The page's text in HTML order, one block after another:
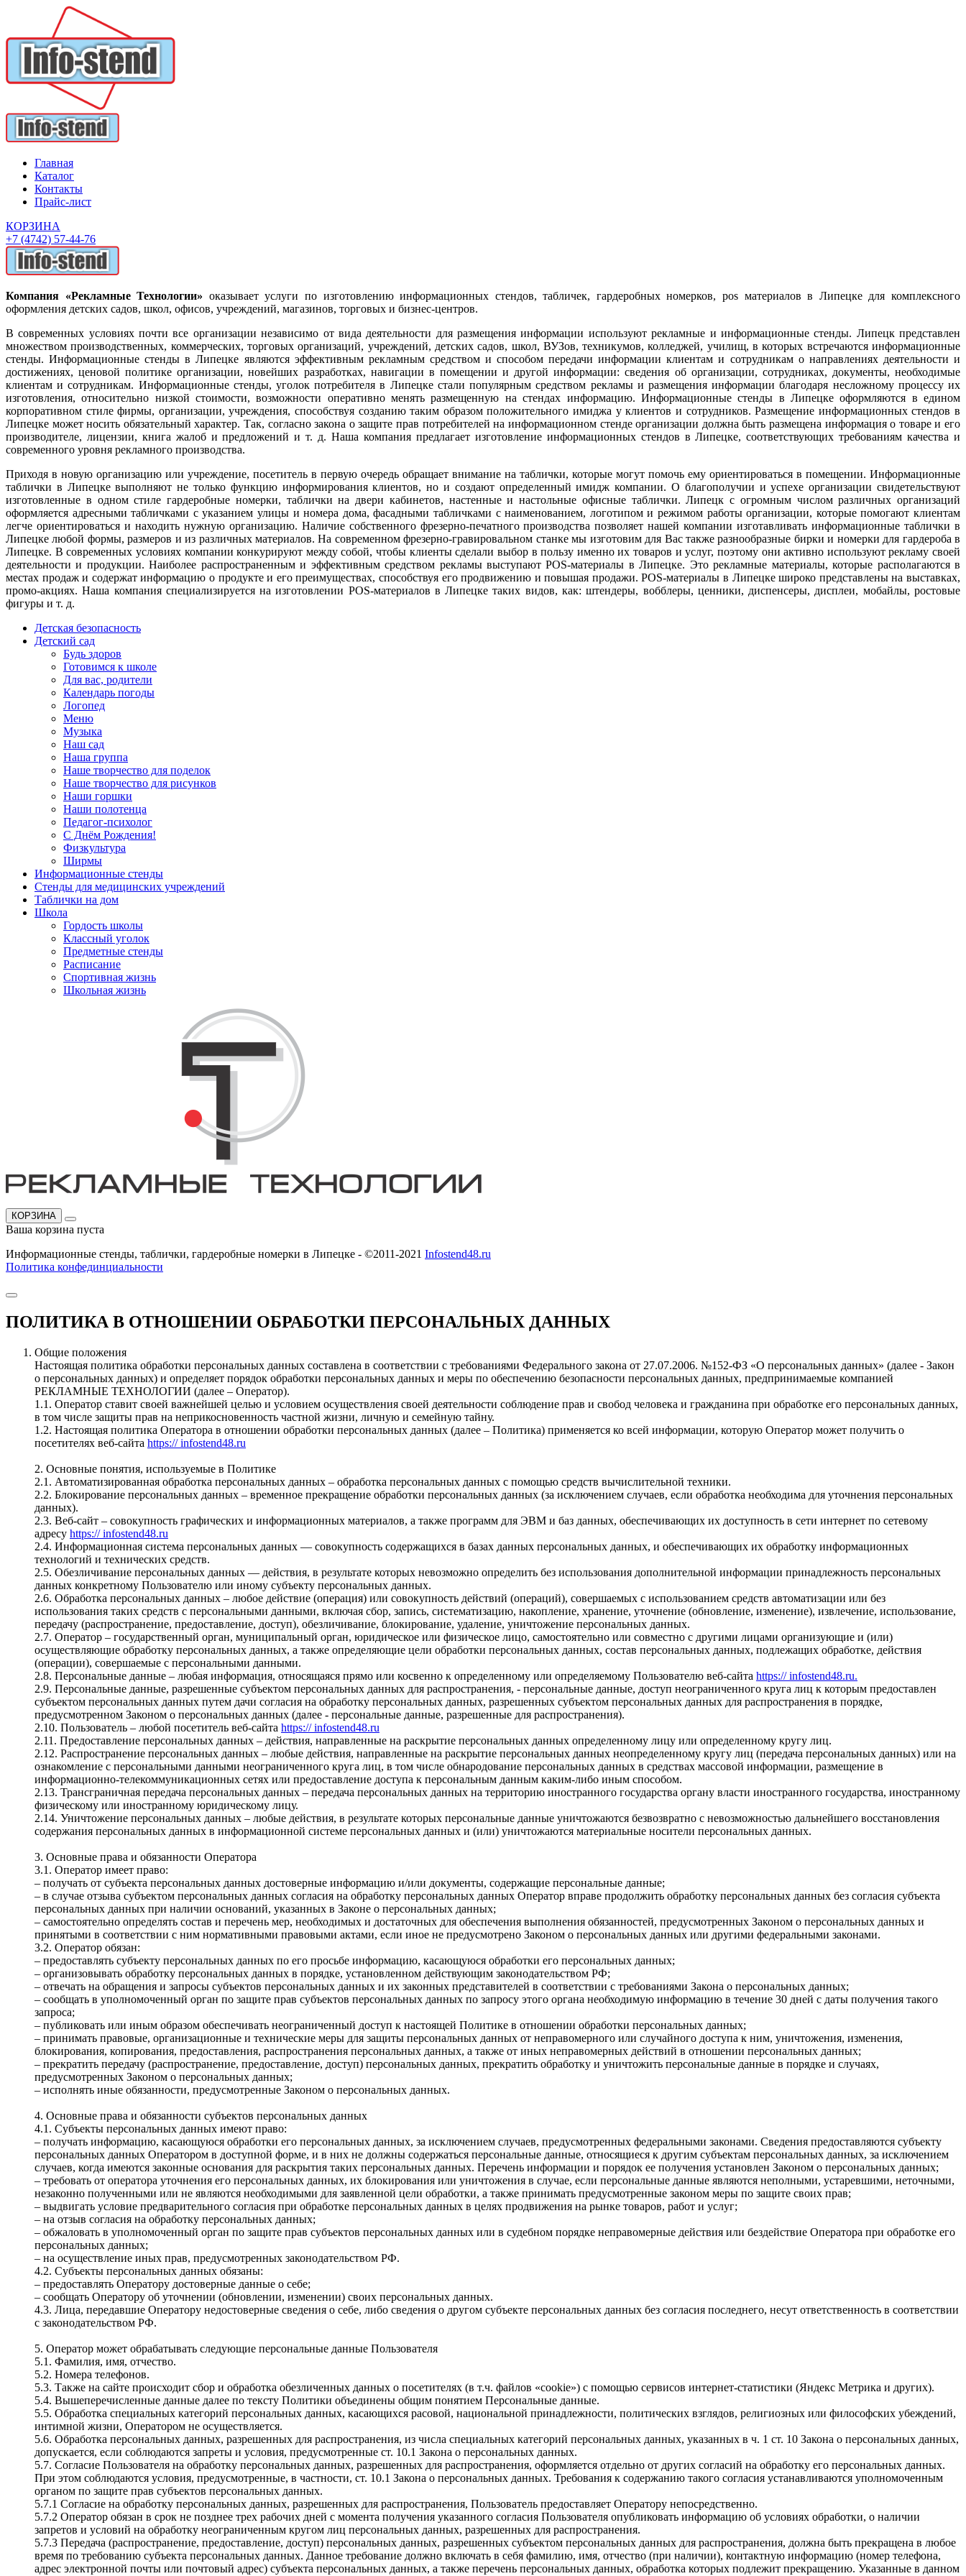
Главная
Каталог
Контакты
Прайс-лист
КОРЗИНА
+7 (4742) 57-44-76
Компания «Рекламные Технологии» оказывает услуги по изготовлению информационных стендов, табличек, гардеробных номерков, pos материалов в Липецке для комплексного
оформления детских садов, школ, офисов, учреждений, магазинов, торговых и бизнес-центров.
В современных условиях почти все организации независимо от вида деятельности для размещения информации используют рекламные и информационные стенды. Липецк представлен
множеством производственных, коммерческих, торговых организаций, учреждений, детских садов, школ, ВУЗов, техникумов, колледжей, училищ, в которых встречаются информационные
стенды. Информационные стенды в Липецке являются эффективным рекламным средством и способом передачи информации клиентам и сотрудникам о направлениях деятельности и
достижениях, ценовой политике организации, новейших разработках, навигации в помещении и другой информации: сведения об организации, сотрудниках, документы, необходимые
клиентам и сотрудникам. Информационные стенды, уголок потребителя в Липецке стали популярным средством рекламы и размещения информации благодаря несложному процессу их
изготовления, относительно низкой стоимости, возможности оперативно менять размещенную на стендах информацию. Информационные стенды в Липецке оформляются в едином
корпоративном стиле фирмы, организации, учреждения, способствуя созданию таким образом положительного имиджа у клиентов и сотрудников. Размещение информационных стендов в
Липецке может носить обязательный характер. Так, согласно закона о защите прав потребителей на информационном стенде организации должна быть размещена информация о товаре и его
производителе, лицензии, книга жалоб и предложений и т. д. Наша компания предлагает изготовление информационных стендов в Липецке, соответствующих требованиям качества и
современного уровня рекламного производства.
Приходя в новую организацию или учреждение, посетитель в первую очередь обращает внимание на таблички, которые могут помочь ему ориентироваться в помещении. Информационные
таблички в Липецке выполняют не только функцию информирования клиентов, но и создают определенный имидж компании. О благополучии и успехе организации свидетельствуют
изготовленные в одном стиле гардеробные номерки, таблички на двери кабинетов, настенные и настольные офисные таблички. Липецк с огромным числом различных организаций
оформляется адресными табличками с указанием улицы и номера дома, фасадными табличками с наименованием, логотипом и режимом работы организации, которые помогают клиентам
легче ориентироваться и находить нужную организацию. Наличие собственного фрезерно-печатного производства позволяет нашей компании изготавливать информационные таблички в
Липецке любой формы, размеров и из различных материалов. На современном фрезерно-гравировальном станке мы изготовим для Вас также разнообразные бирки и номерки для гардероба в
Липецке. В современных условиях компании конкурируют между собой, чтобы клиенты сделали выбор в пользу именно их товаров и услуг, поэтому они активно используют рекламу своей
деятельности и продукции. Наиболее распространенным и эффективным средством рекламы выступают POS-материалы в Липецке. Это рекламные материалы, которые располагаются в
местах продаж и содержат информацию о продукте и его преимуществах, способствуя его продвижению и повышая продажи. POS-материалы в Липецке широко представлены на выставках,
промо-акциях. Наша компания специализируется на изготовлении POS-материалов в Липецке таких видов, как: штендеры, вобблеры, ценники, диспенсеры, дисплеи, мобайлы, ростовые
фигуры и т. д.
Детская безопасность
Детский сад
Будь здоров
Готовимся к школе
Для вас, родители
Календарь погоды
Логопед
Меню
Музыка
Наш сад
Наша группа
Наше творчество для поделок
Наше творчество для рисунков
Наши горшки
Наши полотенца
Педагог-психолог
С Днём Рождения!
Физкультура
Ширмы
Информационные стенды
Стенды для медицинских учреждений
Таблички на дом
Школа
Гордость школы
Классный уголок
Предметные стенды
Расписание
Спортивная жизнь
Школьная жизнь
КОРЗИНА
Ваша корзина пуста
Информационные стенды, таблички, гардеробные номерки в Липецке - ©2011-2021 Infostend48.ru
Политика конфединциальности
ПОЛИТИКА В ОТНОШЕНИИ ОБРАБОТКИ ПЕРСОНАЛЬНЫХ ДАННЫХ
Общие положения
Настоящая политика обработки персональных данных составлена в соответствии с требованиями Федерального закона от 27.07.2006. №152-ФЗ «О персональных данных» (далее - Закон
о персональных данных) и определяет порядок обработки персональных данных и меры по обеспечению безопасности персональных данных, предпринимаемые компанией
РЕКЛАМНЫЕ ТЕХНОЛОГИИ (далее – Оператор).
1.1. Оператор ставит своей важнейшей целью и условием осуществления своей деятельности соблюдение прав и свобод человека и гражданина при обработке его персональных данных,
в том числе защиты прав на неприкосновенность частной жизни, личную и семейную тайну.
1.2. Настоящая политика Оператора в отношении обработки персональных данных (далее – Политика) применяется ко всей информации, которую Оператор может получить о
посетителях веб-сайта https:// infostend48.ru
2. Основные понятия, используемые в Политике
2.1. Автоматизированная обработка персональных данных – обработка персональных данных с помощью средств вычислительной техники.
2.2. Блокирование персональных данных – временное прекращение обработки персональных данных (за исключением случаев, если обработка необходима для уточнения персональных
данных).
2.3. Веб-сайт – совокупность графических и информационных материалов, а также программ для ЭВМ и баз данных, обеспечивающих их доступность в сети интернет по сетевому
адресу https:// infostend48.ru
2.4. Информационная система персональных данных — совокупность содержащихся в базах данных персональных данных, и обеспечивающих их обработку информационных
технологий и технических средств.
2.5. Обезличивание персональных данных — действия, в результате которых невозможно определить без использования дополнительной информации принадлежность персональных
данных конкретному Пользователю или иному субъекту персональных данных.
2.6. Обработка персональных данных – любое действие (операция) или совокупность действий (операций), совершаемых с использованием средств автоматизации или без
использования таких средств с персональными данными, включая сбор, запись, систематизацию, накопление, хранение, уточнение (обновление, изменение), извлечение, использование,
передачу (распространение, предоставление, доступ), обезличивание, блокирование, удаление, уничтожение персональных данных.
2.7. Оператор – государственный орган, муниципальный орган, юридическое или физическое лицо, самостоятельно или совместно с другими лицами организующие и (или)
осуществляющие обработку персональных данных, а также определяющие цели обработки персональных данных, состав персональных данных, подлежащих обработке, действия
(операции), совершаемые с персональными данными.
2.8. Персональные данные – любая информация, относящаяся прямо или косвенно к определенному или определяемому Пользователю веб-сайта https:// infostend48.ru.
2.9. Персональные данные, разрешенные субъектом персональных данных для распространения, - персональные данные, доступ неограниченного круга лиц к которым предоставлен
субъектом персональных данных путем дачи согласия на обработку персональных данных, разрешенных субъектом персональных данных для распространения в порядке,
предусмотренном Законом о персональных данных (далее - персональные данные, разрешенные для распространения).
2.10. Пользователь – любой посетитель веб-сайта https:// infostend48.ru
2.11. Предоставление персональных данных – действия, направленные на раскрытие персональных данных определенному лицу или определенному кругу лиц.
2.12. Распространение персональных данных – любые действия, направленные на раскрытие персональных данных неопределенному кругу лиц (передача персональных данных) или на
ознакомление с персональными данными неограниченного круга лиц, в том числе обнародование персональных данных в средствах массовой информации, размещение в
информационно-телекоммуникационных сетях или предоставление доступа к персональным данным каким-либо иным способом.
2.13. Трансграничная передача персональных данных – передача персональных данных на территорию иностранного государства органу власти иностранного государства, иностранному
физическому или иностранному юридическому лицу.
2.14. Уничтожение персональных данных – любые действия, в результате которых персональные данные уничтожаются безвозвратно с невозможностью дальнейшего восстановления
содержания персональных данных в информационной системе персональных данных и (или) уничтожаются материальные носители персональных данных.
3. Основные права и обязанности Оператора
3.1. Оператор имеет право:
– получать от субъекта персональных данных достоверные информацию и/или документы, содержащие персональные данные;
– в случае отзыва субъектом персональных данных согласия на обработку персональных данных Оператор вправе продолжить обработку персональных данных без согласия субъекта
персональных данных при наличии оснований, указанных в Законе о персональных данных;
– самостоятельно определять состав и перечень мер, необходимых и достаточных для обеспечения выполнения обязанностей, предусмотренных Законом о персональных данных и
принятыми в соответствии с ним нормативными правовыми актами, если иное не предусмотрено Законом о персональных данных или другими федеральными законами.
3.2. Оператор обязан:
– предоставлять субъекту персональных данных по его просьбе информацию, касающуюся обработки его персональных данных;
– организовывать обработку персональных данных в порядке, установленном действующим законодательством РФ;
– отвечать на обращения и запросы субъектов персональных данных и их законных представителей в соответствии с требованиями Закона о персональных данных;
– сообщать в уполномоченный орган по защите прав субъектов персональных данных по запросу этого органа необходимую информацию в течение 30 дней с даты получения такого
запроса;
– публиковать или иным образом обеспечивать неограниченный доступ к настоящей Политике в отношении обработки персональных данных;
– принимать правовые, организационные и технические меры для защиты персональных данных от неправомерного или случайного доступа к ним, уничтожения, изменения,
блокирования, копирования, предоставления, распространения персональных данных, а также от иных неправомерных действий в отношении персональных данных;
– прекратить передачу (распространение, предоставление, доступ) персональных данных, прекратить обработку и уничтожить персональные данные в порядке и случаях,
предусмотренных Законом о персональных данных;
– исполнять иные обязанности, предусмотренные Законом о персональных данных.
4. Основные права и обязанности субъектов персональных данных
4.1. Субъекты персональных данных имеют право:
– получать информацию, касающуюся обработки его персональных данных, за исключением случаев, предусмотренных федеральными законами. Сведения предоставляются субъекту
персональных данных Оператором в доступной форме, и в них не должны содержаться персональные данные, относящиеся к другим субъектам персональных данных, за исключением
случаев, когда имеются законные основания для раскрытия таких персональных данных. Перечень информации и порядок ее получения установлен Законом о персональных данных;
– требовать от оператора уточнения его персональных данных, их блокирования или уничтожения в случае, если персональные данные являются неполными, устаревшими, неточными,
незаконно полученными или не являются необходимыми для заявленной цели обработки, а также принимать предусмотренные законом меры по защите своих прав;
– выдвигать условие предварительного согласия при обработке персональных данных в целях продвижения на рынке товаров, работ и услуг;
– на отзыв согласия на обработку персональных данных;
– обжаловать в уполномоченный орган по защите прав субъектов персональных данных или в судебном порядке неправомерные действия или бездействие Оператора при обработке его
персональных данных;
– на осуществление иных прав, предусмотренных законодательством РФ.
4.2. Субъекты персональных данных обязаны:
– предоставлять Оператору достоверные данные о себе;
– сообщать Оператору об уточнении (обновлении, изменении) своих персональных данных.
4.3. Лица, передавшие Оператору недостоверные сведения о себе, либо сведения о другом субъекте персональных данных без согласия последнего, несут ответственность в соответствии
с законодательством РФ.
5. Оператор может обрабатывать следующие персональные данные Пользователя
5.1. Фамилия, имя, отчество.
5.2. Номера телефонов.
5.3. Также на сайте происходит сбор и обработка обезличенных данных о посетителях (в т.ч. файлов «cookie») с помощью сервисов интернет-статистики (Яндекс Метрика и других).
5.4. Вышеперечисленные данные далее по тексту Политики объединены общим понятием Персональные данные.
5.5. Обработка специальных категорий персональных данных, касающихся расовой, национальной принадлежности, политических взглядов, религиозных или философских убеждений,
интимной жизни, Оператором не осуществляется.
5.6. Обработка персональных данных, разрешенных для распространения, из числа специальных категорий персональных данных, указанных в ч. 1 ст. 10 Закона о персональных данных,
допускается, если соблюдаются запреты и условия, предусмотренные ст. 10.1 Закона о персональных данных.
5.7. Согласие Пользователя на обработку персональных данных, разрешенных для распространения, оформляется отдельно от других согласий на обработку его персональных данных.
При этом соблюдаются условия, предусмотренные, в частности, ст. 10.1 Закона о персональных данных. Требования к содержанию такого согласия устанавливаются уполномоченным
органом по защите прав субъектов персональных данных.
5.7.1 Согласие на обработку персональных данных, разрешенных для распространения, Пользователь предоставляет Оператору непосредственно.
5.7.2 Оператор обязан в срок не позднее трех рабочих дней с момента получения указанного согласия Пользователя опубликовать информацию об условиях обработки, о наличии
запретов и условий на обработку неограниченным кругом лиц персональных данных, разрешенных для распространения.
5.7.3 Передача (распространение, предоставление, доступ) персональных данных, разрешенных субъектом персональных данных для распространения, должна быть прекращена в любое
время по требованию субъекта персональных данных. Данное требование должно включать в себя фамилию, имя, отчество (при наличии), контактную информацию (номер телефона,
адрес электронной почты или почтовый адрес) субъекта персональных данных, а также перечень персональных данных, обработка которых подлежит прекращению. Указанные в данном